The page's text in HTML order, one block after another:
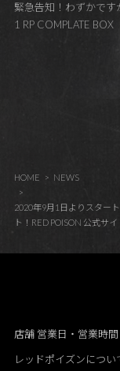
緊急告知！わずかで
1 RP COMPLATE BOX
HOME NEWS
2020年9月1日よりスター
ト！RED POISON 公式サ
店舗 営業日・営業時間
レッドポイズンについ